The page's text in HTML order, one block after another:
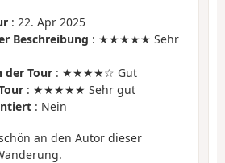
: 22. Apr 2025
Beschreibung : ★★★★★ Sehr
der Tour : ★★★★☆ Gut
: ★★★★★ Sehr gut
: Nein
an den Autor dieser